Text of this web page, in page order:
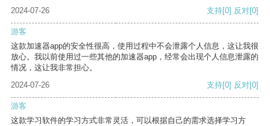
2024-07-26
支持[0] 反对[0]
游客
这款加速器app的安全性很高，使用过程中不会泄露个人信息，这让我很
放心。我以前使用过一些其他的加速器app，经常会出现个人信息泄露的
情况，这让我非常担心。
2024-07-26
支持[0] 反对[0]
游客
这款学习软件的学习方式非常灵活，可以根据自己的需求选择学习方